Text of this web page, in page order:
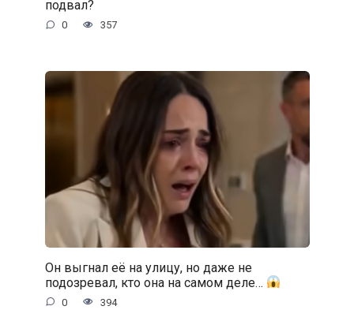
подвал?
0 357
Он выгнал её на улицу, но даже не
подозревал, кто она на самом деле…
0 394